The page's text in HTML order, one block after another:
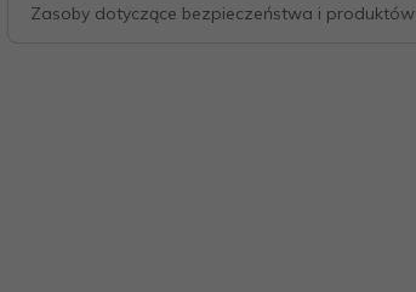
Zasoby dotyczące bezpieczeństwa i produktów